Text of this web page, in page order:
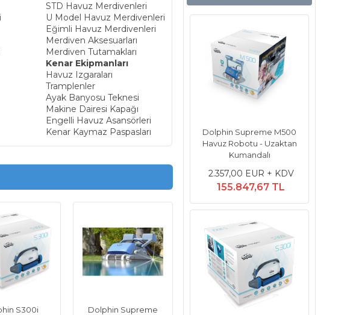
STD Havuz Merdivenleri
U Model Havuz Merdivenleri
Eğimli Havuz Merdivenleri
Merdiven Aksesuarları
Merdiven Tutamakları
Kenar Ekipmanları
Havuz Izgaraları
Tramplenler
Ayak Banyosu Teknesi
Makine Dairesi Kapağı
Engelli Havuz Asansörleri
Kenar Kaymaz Paspasları
S300i
Dolphin Supreme
Dolphin Supreme M500
Havuz Robotu - Uzaktan
Kumandalı
2.357,00 EUR + KDV
155.847,67 TL